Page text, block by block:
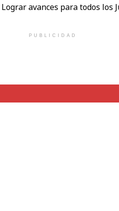
avances para todos los
PUBLICIDAD